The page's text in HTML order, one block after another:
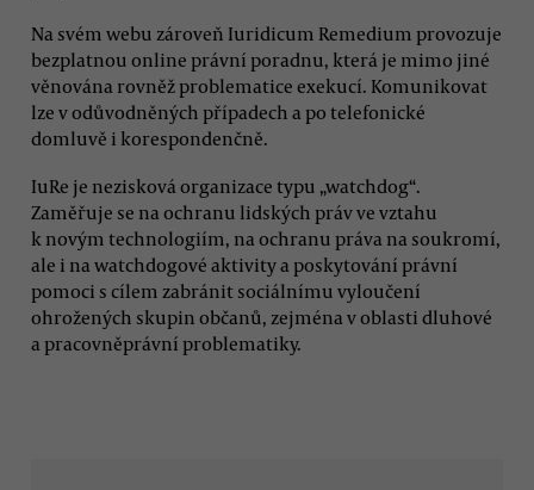
Na svém webu zároveň Iuridicum Remedium provozuje
bezplatnou online právní poradnu, která je mimo jiné
věnována rovněž problematice exekucí. Komunikovat
lze v odůvodněných případech a po telefonické
domluvě i korespondenčně.
IuRe je nezisková organizace typu „watchdog“.
Zaměřuje se na ochranu lidských práv ve vztahu
k novým technologiím, na ochranu práva na soukromí,
ale i na watchdogové aktivity a poskytování právní
pomoci s cílem zabránit sociálnímu vyloučení
ohrožených skupin občanů, zejména v oblasti dluhové
a pracovněprávní problematiky.